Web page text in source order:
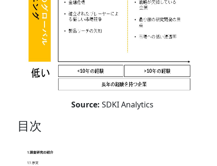
Source: SDKI Analytics
目次